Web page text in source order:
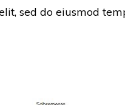
sed do eiusmod